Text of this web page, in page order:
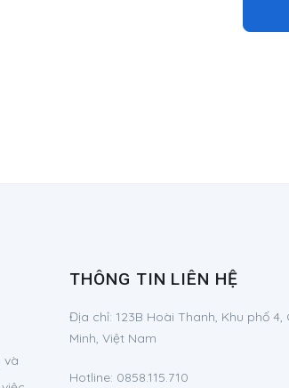
và
THÔNG TIN LIÊN HỆ
Địa chỉ: 123B Hoài Thanh, Khu phố
Minh, Việt Nam
Hotline: 0858.115.710